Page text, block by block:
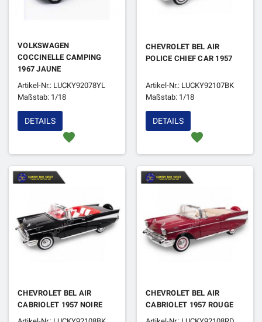
VOLKSWAGEN
COCCINELLE CAMPING
1967 JAUNE
Artikel-Nr.: LUCKY92078YL
Maßstab: 1/18
favorite
DETAILS
CHEVROLET BEL AIR
POLICE CHIEF CAR 1957
Artikel-Nr.: LUCKY92107BK
Maßstab: 1/18
favorite
DETAILS
CHEVROLET BEL AIR
CABRIOLET 1957 NOIRE
CHEVROLET BEL AIR
CABRIOLET 1957 ROUGE